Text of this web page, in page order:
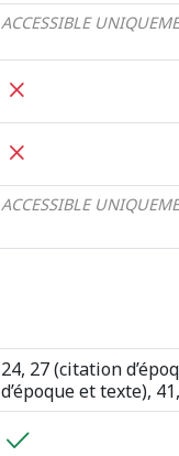
ACCESSIBLE
ACCESSIBLE
24, 27 (citation
d’époque et texte),